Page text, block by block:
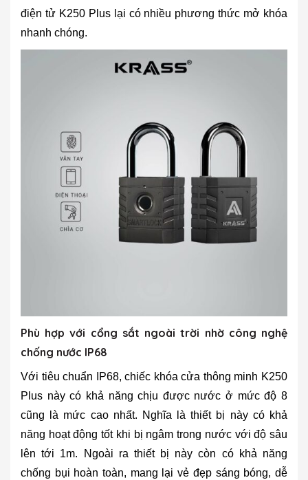
điện tử K250 Plus lại có nhiều phương thức mở khóa
nhanh chóng.
Phù hợp với cổng sắt ngoài trời nhờ công nghệ
chống nước IP68
Với tiêu chuẩn IP68, chiếc khóa cửa thông minh K250
Plus này có khả năng chịu được nước ở mức độ 8
cũng là mức cao nhất. Nghĩa là thiết bị này có khả
năng hoạt động tốt khi bị ngâm trong nước với độ sâu
lên tới 1m. Ngoài ra thiết bị này còn có khả năng
chống bụi hoàn toàn, mang lại vẻ đẹp sáng bóng, dễ